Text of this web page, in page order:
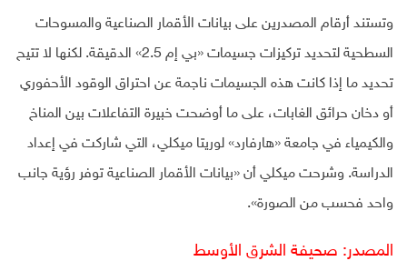
وتستند أرقام المصدرين على بيانات الأقمار الصناعية والمسوحات
السطحية لتحديد تركيزات جسيمات «بي إم 2.5» الدقيقة. لكنها لا تتيح
تحديد ما إذا كانت هذه الجسيمات ناجمة عن احتراق الوقود الأحفوري
أو دخان حرائق الغابات، على ما أوضحت خبيرة التفاعلات بين المناخ
والكيمياء في جامعة «هارفارد» لوريتا ميكلي، التي شاركت في إعداد
الدراسة. وشرحت ميكلي أن «بيانات الأقمار الصناعية توفر رؤية جانب
واحد فحسب من الصورة».
المصدر: صحيفة الشرق الأوسط